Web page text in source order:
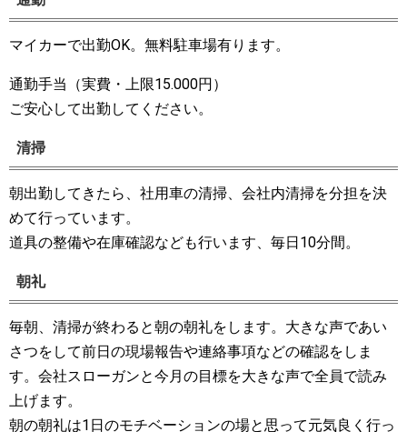
マイカーで出勤OK。無料駐車場有ります。
通勤手当（実費・上限15.000円）
ご安心して出勤してください。
清掃
朝出勤してきたら、社用車の清掃、会社内清掃を分担を決
めて行っています。
道具の整備や在庫確認なども行います、毎日10分間。
朝礼
毎朝、清掃が終わると朝の朝礼をします。大きな声であい
さつをして前日の現場報告や連絡事項などの確認をしま
す。会社スローガンと今月の目標を大きな声で全員で読み
上げます。
朝の朝礼は1日のモチベーションの場と思って元気良く行っ